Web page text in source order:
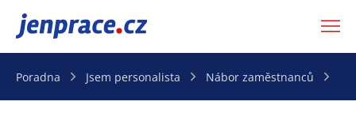
JenPráce.cz
Poradna Jsem personalista Nábor zaměstnanců